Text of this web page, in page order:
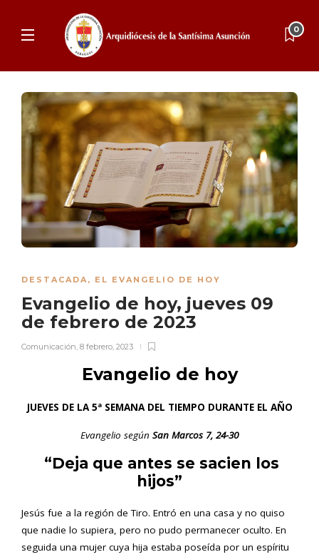
0
DESTACADA, EL EVANGELIO DE HOY
Evangelio de hoy, jueves 09
de febrero de 2023
Comunicación, 8 febrero, 2023
Evangelio de hoy
JUEVES DE LA 5ª SEMANA DEL TIEMPO DURANTE EL AÑO
Evangelio según San Marcos 7, 24-30
“Deja que antes se sacien los
hijos”
Jesús fue a la región de Tiro. Entró en una casa y no quiso
que nadie lo supiera, pero no pudo permanecer oculto. En
seguida una mujer cuya hija estaba poseída por un espíritu